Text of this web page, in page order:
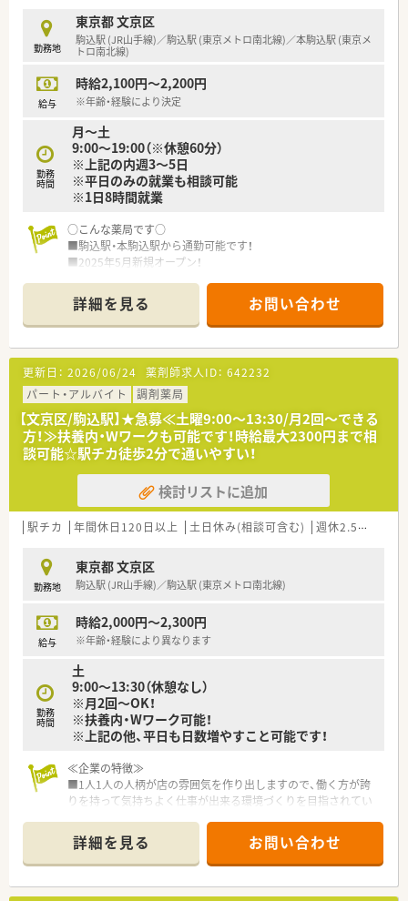
勤務地
東京都 文京区
駒込駅 (JR山手線)／駒込駅 (東京メトロ南北線)／本駒込駅 (東京メ
トロ南北線)
給与
時給2,100円～2,200円
※年齢・経験により決定
勤務
時間
月～土
9:00～19:00（※休憩60分）
※上記の内週3～5日
※平日のみの就業も相談可能
※1日8時間就業
○こんな薬局です○
■駒込駅・本駒込駅から通勤可能です！
■2025年5月新規オープン！
の展開なので異動はございません！
■近隣の子供クリニックからの応需が多く、小児科がメインにな
ります
■1日あたりの処方箋枚数は10～30枚/日程度です
詳細を見る お問い合わせ
更新日： 2026/06/24 薬剤師求人ID： 642232
パート・アルバイト
調剤薬局
【文京区/駒込駅】★急募≪土曜9:00～13:30/月2回～できる
方！≫扶養内・Wワークも可能です！時給最大2300円まで相
談可能☆駅チカ徒歩2分で通いやすい！
検討リストに追加
駅チカ 年間休日120日以上 土日休み(相談可含む) 週休2.5日以上
勤務地
東京都 文京区
駒込駅 (JR山手線)／駒込駅 (東京メトロ南北線)
給与
時給2,000円～2,300円
※年齢・経験により異なります
勤務
時間
土
9:00～13:30（休憩なし）
※月2回～OK！
※扶養内・Wワーク可能！
※上記の他、平日も日数増やすこと可能です！
≪企業の特徴≫
■1人1人の人柄が店の雰囲気を作り出しますので、働く方が誇
りを持って気持ちよく仕事が出来る環境づくりを目指されてい
■文京区・北区に4店舗を展開
■クリニック・医療モール受けをメインに展開。地域密着にて運
営をしております。
■経営者が薬剤師のため、現場に理解のある薬局です。
詳細を見る お問い合わせ